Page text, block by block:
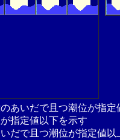
あいだで且つ潮位が指
指定値以下を示す
だで且つ潮位が指定値以